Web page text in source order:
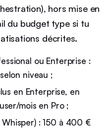
hors mise en
du budget type si tu
décrites.
ou Enterprise :
niveau ;
en Enterprise, en
mois en Pro ;
Whisper) : 150 à 400 €